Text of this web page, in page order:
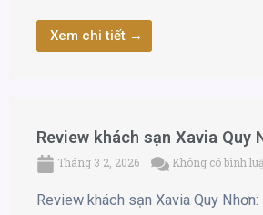
Xem chi tiết →
Review khách sạn Xavia Quy
Tháng 3 2, 2026 Không có bình
Review khách sạn Xavia Quy